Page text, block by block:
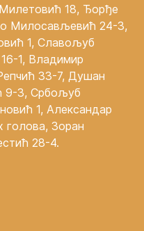
18, Ђорђе
Милосављевић 24-3,
1, Славољуб
1, Владимир
33-7, Душан
9-3, Србољуб
1, Александар
голова, Зоран
28-4.